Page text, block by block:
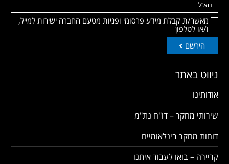
מאשר/ת קבלת מידע פרסומי ופניות מטעם החברה ישירות למייל,
ו/או לטלפון
הירשם
ניווט באתר
אודותינו
שירותי מחקר – דו"ח נת"מ
דוחות מחקר בינלאומיים
קריירה – בואו לעבוד איתנו